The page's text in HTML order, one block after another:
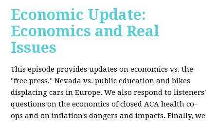
Economic Update:
Economics and Real
Issues
This episode provides updates on economics vs. the
"free press," Nevada vs. public education and bikes
displacing cars in Europe. We also respond to listeners'
questions on the economics of closed ACA health co-
ops and on inflation's dangers and impacts. Finally, we